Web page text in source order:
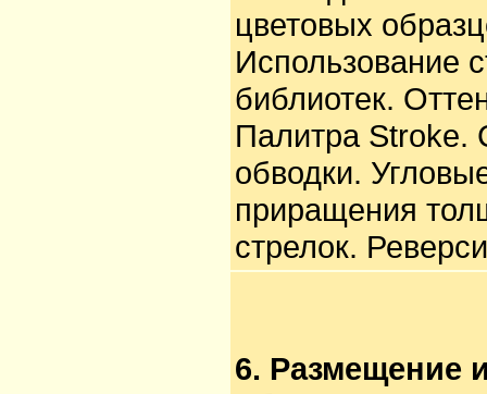
цветовых
Использование
библиотек.
Палитра Stroke.
обводки.
приращения
стрелок.
6. Размещение